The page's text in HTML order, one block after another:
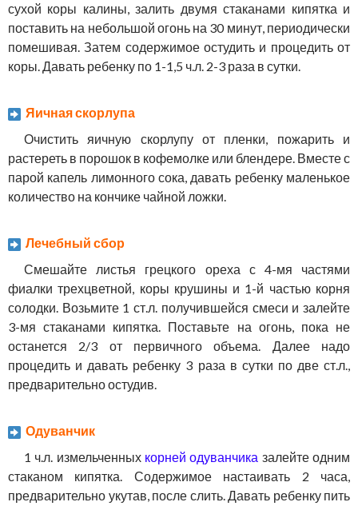
сухой коры калины, залить двумя стаканами кипятка и
поставить на небольшой огонь на 30 минут, периодически
помешивая. Затем содержимое остудить и процедить от
коры. Давать ребенку по 1-1,5 ч.л. 2-3 раза в сутки.
Яичная скорлупа
Очистить яичную скорлупу от пленки, пожарить и
растереть в порошок в кофемолке или блендере. Вместе с
парой капель лимонного сока, давать ребенку маленькое
количество на кончике чайной ложки.
Лечебный сбор
Смешайте листья грецкого ореха с 4-мя частями
фиалки трехцветной, коры крушины и 1-й частью корня
солодки. Возьмите 1 ст.л. получившейся смеси и залейте
3-мя стаканами кипятка. Поставьте на огонь, пока не
останется 2/3 от первичного объема. Далее надо
процедить и давать ребенку 3 раза в сутки по две ст.л.,
предварительно остудив.
Одуванчик
1 ч.л. измельченных корней одуванчика залейте одним
стаканом кипятка. Содержимое настаивать 2 часа,
предварительно укутав, после слить. Давать ребенку пить